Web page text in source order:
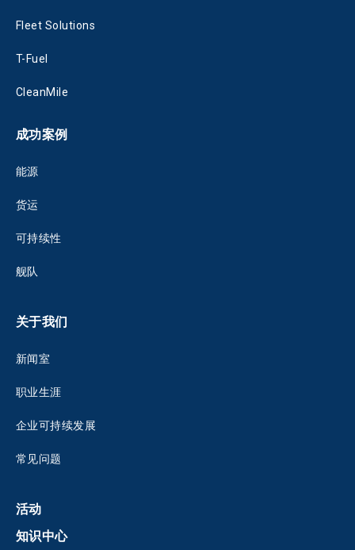
Fleet Solutions
T-Fuel
CleanMile
成功案例
能源
货运
可持续性
舰队
关于我们
新闻室
职业生涯
企业可持续发展
常见问题
活动
知识中心